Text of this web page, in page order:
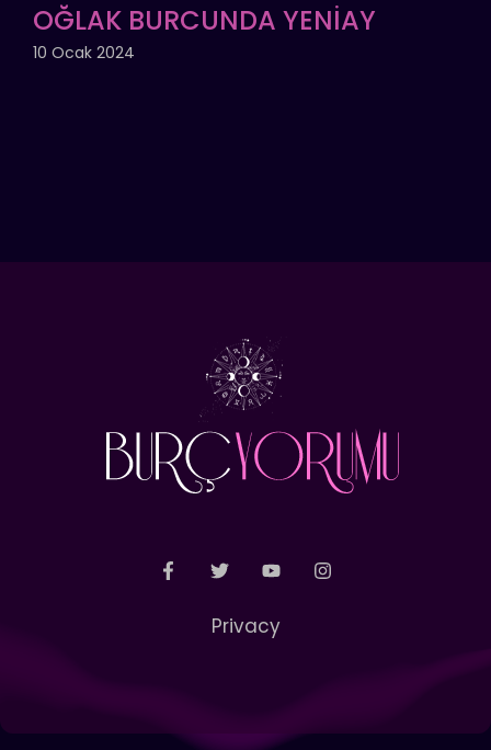
OĞLAK BURCUNDA YENİAY
10 Ocak 2024
Privacy